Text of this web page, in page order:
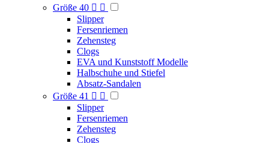
Größe 40  
Slipper
Fersenriemen
Zehensteg
Clogs
EVA und Kunststoff Modelle
Halbschuhe und Stiefel
Absatz-Sandalen
Größe 41  
Slipper
Fersenriemen
Zehensteg
Clogs